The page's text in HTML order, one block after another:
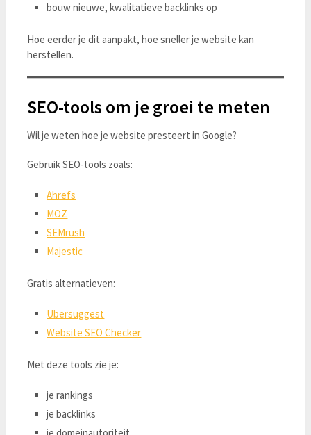
bouw nieuwe, kwalitatieve backlinks op
Hoe eerder je dit aanpakt, hoe sneller je website kan
herstellen.
SEO-tools om je groei te meten
Wil je weten hoe je website presteert in Google?
Gebruik SEO-tools zoals:
Ahrefs
MOZ
SEMrush
Majestic
Gratis alternatieven:
Ubersuggest
Website SEO Checker
Met deze tools zie je:
je rankings
je backlinks